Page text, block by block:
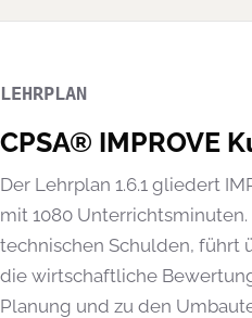
LEHRPLAN
CPSA® IMPROVE
Der Lehrplan 1.6.1 gliedert
mit 1080
technischen Schulden, führt
die wirtschaftliche
Planung und zu den